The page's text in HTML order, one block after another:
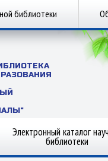
библиотеки
Электронный каталог
библиотеки